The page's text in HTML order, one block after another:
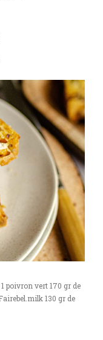
poivron vert 170 gr de
130 gr de